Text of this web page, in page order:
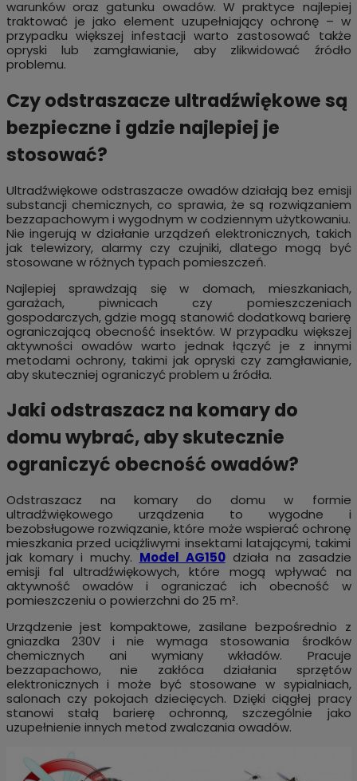
warunków oraz gatunku owadów. W praktyce najlepiej
traktować je jako element uzupełniający ochronę – w
przypadku większej infestacji warto zastosować także
opryski lub zamgławianie, aby zlikwidować źródło
problemu.
Czy odstraszacze ultradźwiękowe są
bezpieczne i gdzie najlepiej je
stosować?
Ultradźwiękowe odstraszacze owadów działają bez emisji
substancji chemicznych, co sprawia, że są rozwiązaniem
bezzapachowym i wygodnym w codziennym użytkowaniu.
Nie ingerują w działanie urządzeń elektronicznych, takich
jak telewizory, alarmy czy czujniki, dlatego mogą być
stosowane w różnych typach pomieszczeń.
Najlepiej sprawdzają się w domach, mieszkaniach,
garażach, piwnicach czy pomieszczeniach
gospodarczych, gdzie mogą stanowić dodatkową barierę
ograniczającą obecność insektów. W przypadku większej
aktywności owadów warto jednak łączyć je z innymi
metodami ochrony, takimi jak opryski czy zamgławianie,
aby skuteczniej ograniczyć problem u źródła.
Jaki odstraszacz na komary do
domu wybrać, aby skutecznie
ograniczyć obecność owadów?
Odstraszacz na komary do domu w formie
ultradźwiękowego urządzenia to wygodne i
bezobsługowe rozwiązanie, które może wspierać ochronę
mieszkania przed uciążliwymi insektami latającymi, takimi
jak komary i muchy. Model AG150działa na zasadzie
emisji fal ultradźwiękowych, które mogą wpływać na
aktywność owadów i ograniczać ich obecność w
pomieszczeniu o powierzchni do 25 m².
Urządzenie jest kompaktowe, zasilane bezpośrednio z
gniazdka 230V i nie wymaga stosowania środków
chemicznych ani wymiany wkładów. Pracuje
bezzapachowo, nie zakłóca działania sprzętów
elektronicznych i może być stosowane w sypialniach,
salonach czy pokojach dziecięcych. Dzięki ciągłej pracy
stanowi stałą barierę ochronną, szczególnie jako
uzupełnienie innych metod zwalczania owadów.